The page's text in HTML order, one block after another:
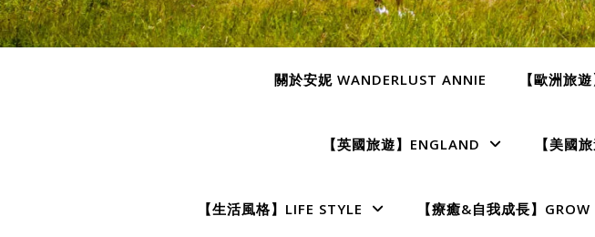
關於安妮 WANDERLUST ANNIE 【歐洲旅
【英國旅遊】ENGLAND 【美國
【生活風格】LIFE STYLE 【療癒&自我成長】